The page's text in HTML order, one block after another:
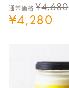
通常価格 ¥4,680
¥4,280